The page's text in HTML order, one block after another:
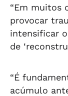
“Em muitos
provocar
intensificar
de
“É
acúmulo